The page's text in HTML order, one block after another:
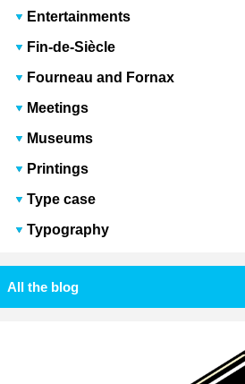
Entertainments
Fin-de-Siècle
Fourneau and Fornax
Meetings
Museums
Printings
Type case
Typography
All the blog